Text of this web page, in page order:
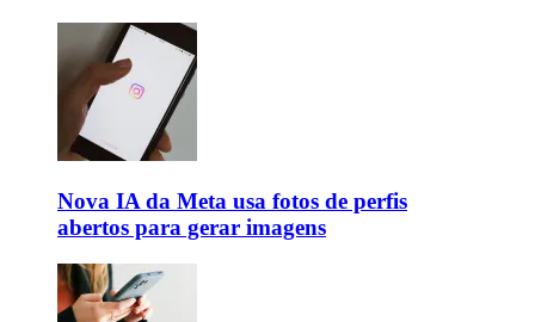
Nova IA da Meta usa fotos de perfis
abertos para gerar imagens